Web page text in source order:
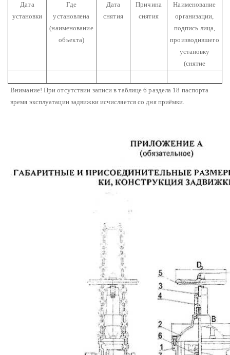
Дата
установки
Где
установлена
(наименование
объекта)
Дата
снятия
Причина
снятия
Наименование
организации,
подпись лица,
производившего
установку
(снятие
Внимание! При отсутствии записи в таблице 6 раздела 18 паспорта
время эксплуатации задвижки исчисляется со дня приёмки.